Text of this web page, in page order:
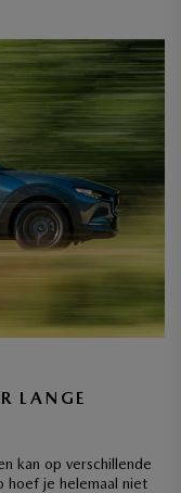
LANGE
kan op verschillende
hoef je helemaal niet